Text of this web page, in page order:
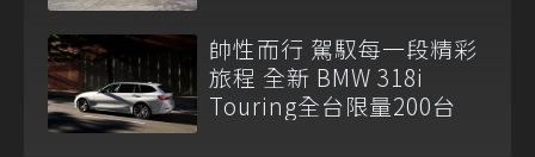
帥性而行 駕馭每一段精彩
旅程 全新 BMW 318i
Touring全台限量200台